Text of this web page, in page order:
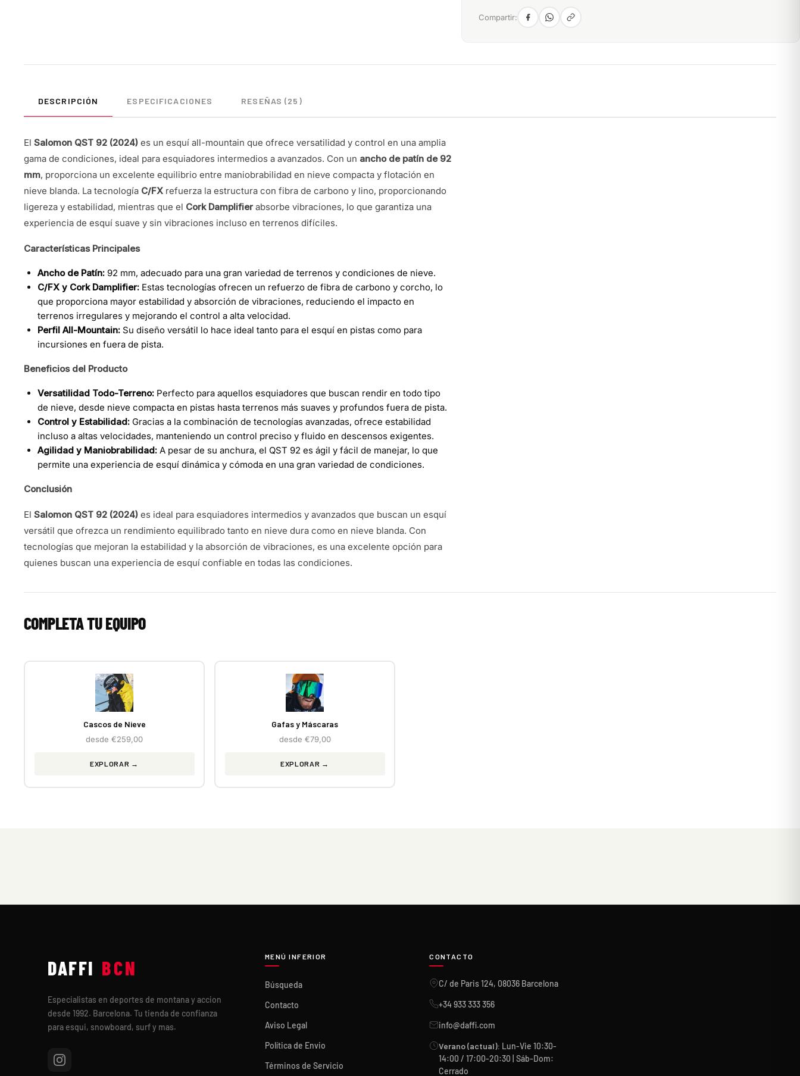
Compartir:
DESCRIPCIÓN ESPECIFICACIONES RESEÑAS (25)
El Salomon QST 92 (2024) es un esquí all-mountain que ofrece versatilidad y control en una amplia
gama de condiciones, ideal para esquiadores intermedios a avanzados. Con un ancho de patín de 92
mm, proporciona un excelente equilibrio entre maniobrabilidad en nieve compacta y flotación en
nieve blanda. La tecnología C/FX refuerza la estructura con fibra de carbono y lino, proporcionando
ligereza y estabilidad, mientras que el Cork Damplifier absorbe vibraciones, lo que garantiza una
experiencia de esquí suave y sin vibraciones incluso en terrenos difíciles.
Características Principales
Ancho de Patín:92 mm, adecuado para una gran variedad de terrenos y condiciones de nieve.
C/FX y Cork Damplifier:Estas tecnologías ofrecen un refuerzo de fibra de carbono y corcho, lo
que proporciona mayor estabilidad y absorción de vibraciones, reduciendo el impacto en
terrenos irregulares y mejorando el control a alta velocidad.
Perfil All-Mountain:Su diseño versátil lo hace ideal tanto para el esquí en pistas como para
incursiones en fuera de pista.
Beneficios del Producto
Versatilidad Todo-Terreno:Perfecto para aquellos esquiadores que buscan rendir en todo tipo
de nieve, desde nieve compacta en pistas hasta terrenos más suaves y profundos fuera de pista.
Control y Estabilidad:Gracias a la combinación de tecnologías avanzadas, ofrece estabilidad
incluso a altas velocidades, manteniendo un control preciso y fluido en descensos exigentes.
Agilidad y Maniobrabilidad:A pesar de su anchura, el QST 92 es ágil y fácil de manejar, lo que
permite una experiencia de esquí dinámica y cómoda en una gran variedad de condiciones.
Conclusión
El Salomon QST 92 (2024) es ideal para esquiadores intermedios y avanzados que buscan un esquí
versátil que ofrezca un rendimiento equilibrado tanto en nieve dura como en nieve blanda. Con
tecnologías que mejoran la estabilidad y la absorción de vibraciones, es una excelente opción para
quienes buscan una experiencia de esquí confiable en todas las condiciones.
COMPLETA TU EQUIPO
Cascos de Nieve
desde €259,00
EXPLORAR →
Gafas y Máscaras
desde €79,00
EXPLORAR →
DAFFI BCN
Especialistas en deportes de montana y accion
desde 1992. Barcelona. Tu tienda de confianza
para esqui, snowboard, surf y mas.
MENÚ INFERIOR
Búsqueda
Contacto
Aviso Legal
Política de Envio
Términos de Servicio
CONTACTO
C/ de Paris 124, 08036 Barcelona
+34 933 333 356
info@daffi.com
Verano (actual): Lun-Vie 10:30-
14:00 / 17:00-20:30 | Sáb-Dom:
Cerrado